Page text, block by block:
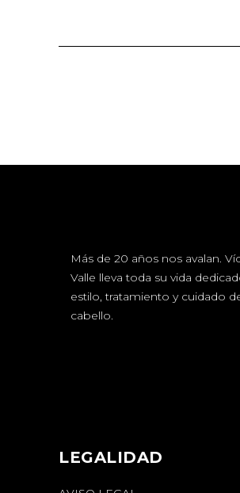
Más de 20 años nos avalan.
Valle lleva toda su vida
estilo, tratamiento y cuidado
cabello.
LEGALIDAD